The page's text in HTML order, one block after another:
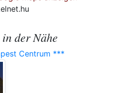
der Nähe
Centrum ***